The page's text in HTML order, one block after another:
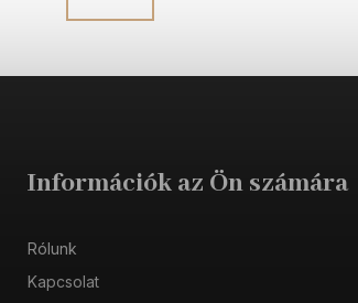
Információk az Ön számára
Rólunk
Kapcsolat